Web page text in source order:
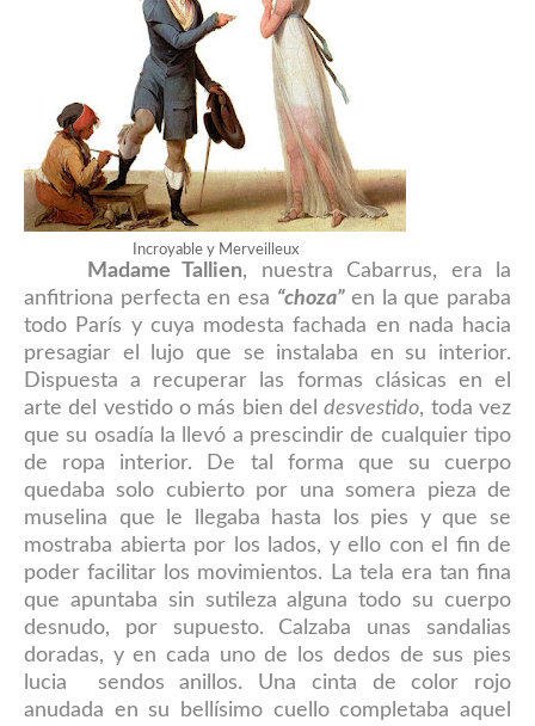
Incroyable y Merveilleux
Madame Tallien, nuestra Cabarrus, era la
anfitriona perfecta en esa “choza”en la que paraba
todo París y cuya modesta fachada en nada hacia
presagiar el lujo que se instalaba en su interior.
Dispuesta a recuperar las formas clásicas en el
arte del vestido o más bien deldesvestido, toda vez
que su osadía la llevó a prescindir de cualquier tipo
de ropa interior. De tal forma que su cuerpo
quedaba solo cubierto por una somera pieza de
muselina que le llegaba hasta los pies y que se
mostraba abierta por los lados, y ello con el fin de
poder facilitar los movimientos. La tela era tan fina
que apuntaba sin sutileza alguna todo su cuerpo
desnudo, por supuesto. Calzaba unas sandalias
doradas, y en cada uno de los dedos de sus pies
lucia sendos anillos. Una cinta de color rojo
anudada en su bellísimo cuello completaba aquel